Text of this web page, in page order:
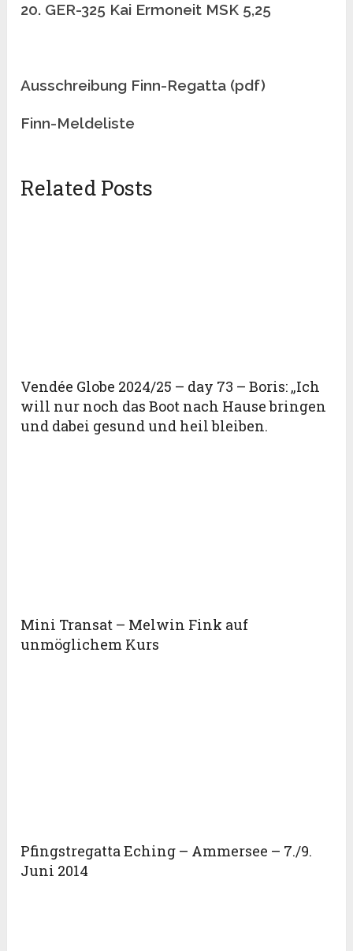
20. GER-325 Kai Ermoneit MSK 5,25
Ausschreibung Finn-Regatta (pdf)
Finn-Meldeliste
Related Posts
Vendée Globe 2024/25 – day 73 – Boris: „Ich
will nur noch das Boot nach Hause bringen
und dabei gesund und heil bleiben.
Mini Transat – Melwin Fink auf
unmöglichem Kurs
Pfingstregatta Eching – Ammersee – 7./9.
Juni 2014